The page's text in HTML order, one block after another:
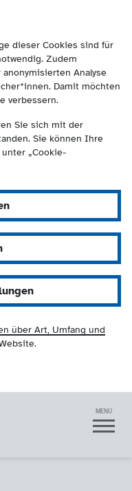
dieser Cookies sind für
Zudem
Analyse
Damit möchten
verbessern.
Sie sich mit der
Sie können Ihre
„Cookie-
über Art, Umfang und
NRW
springen.
MENÜ